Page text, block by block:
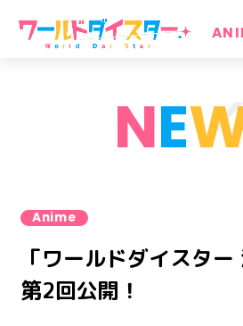
NE
Anime
「ワールドダイスター
第2回公開！